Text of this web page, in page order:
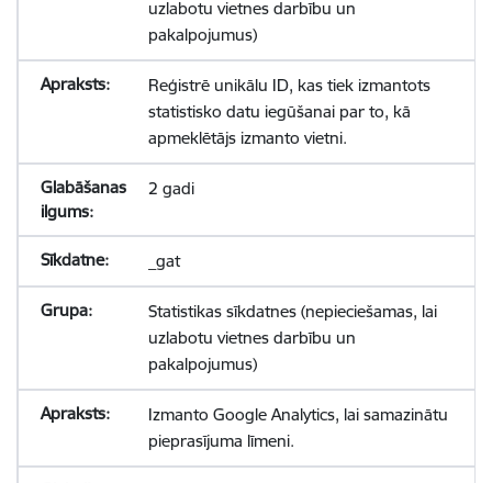
uzlabotu vietnes darbību un
pakalpojumus)
Reģistrē unikālu ID, kas tiek izmantots
statistisko datu iegūšanai par to, kā
apmeklētājs izmanto vietni.
2 gadi
_gat
Statistikas sīkdatnes (nepieciešamas, lai
uzlabotu vietnes darbību un
pakalpojumus)
Izmanto Google Analytics, lai samazinātu
pieprasījuma līmeni.